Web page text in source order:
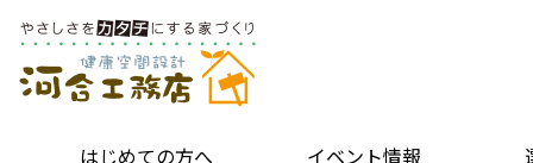
はじめての方へ イベント情報